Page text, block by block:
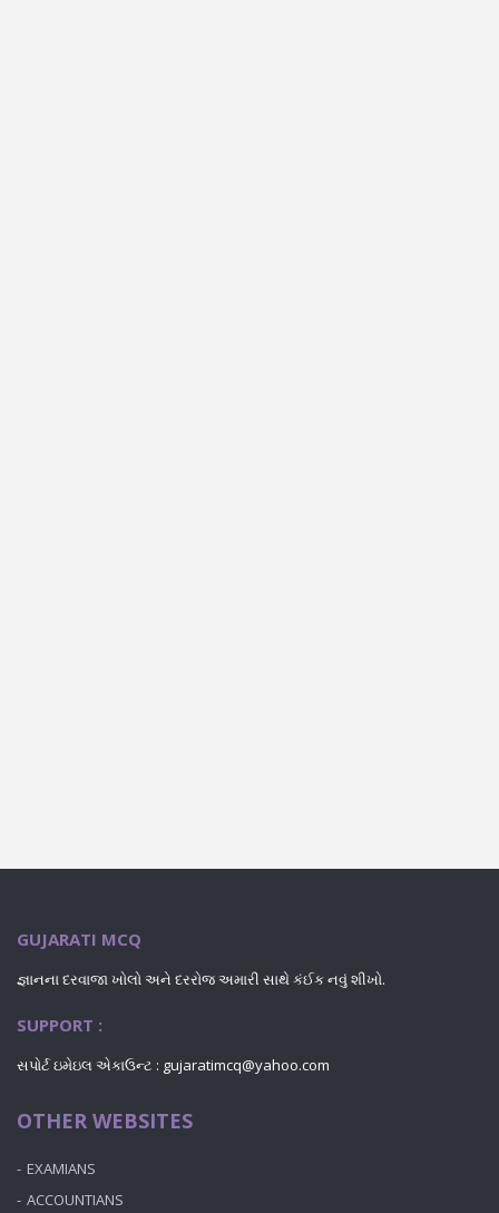
GUJARATI MCQ
જ્ઞાનના દરવાજા ખોલો અને દરરોજ અમારી સાથે કંઈક નવું શીખો.
SUPPORT :
સપોર્ટ ઇમેઇલ એકાઉન્ટ : gujaratimcq@yahoo.com
OTHER WEBSITES
EXAMIANS
ACCOUNTIANS